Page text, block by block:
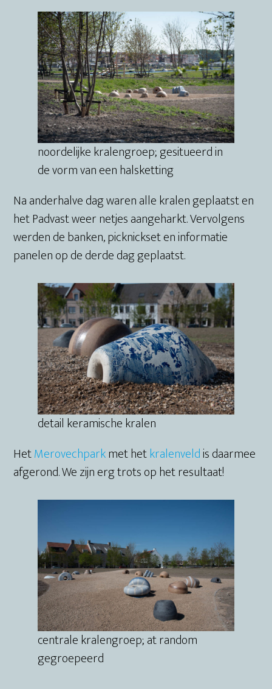
noordelijke kralengroep; gesitueerd in
de vorm van een halsketting
Na anderhalve dag waren alle kralen geplaatst en
het Padvast weer netjes aangeharkt. Vervolgens
werden de banken, picknickset en informatie
panelen op de derde dag geplaatst.
detail keramische kralen
HetMerovechparkmet hetkralenveldis daarmee
afgerond. We zijn erg trots op het resultaat!
centrale kralengroep; at random
gegroepeerd